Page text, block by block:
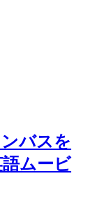
バスを
ムービ